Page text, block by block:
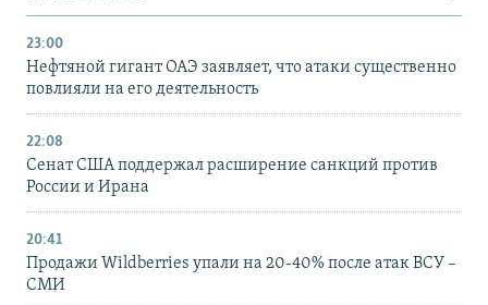
23:00
Нефтяной гигант ОАЭ заявляет, что атаки существенно
повлияли на его деятельность
22:08
Сенат США поддержал расширение санкций против
России и Ирана
20:41
Продажи Wildberries упали на 20-40% после атак ВСУ –
СМИ